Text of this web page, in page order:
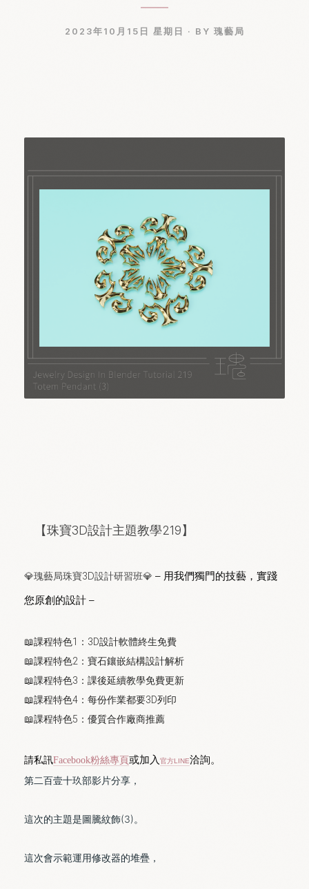
2023年10月15日 星期日 · BY 瑰藝局
【珠寶3D設計主題教學219】
💎瑰藝局珠寶3D設計研習班💎 – 用我們獨門的技藝，實踐
您原創的設計 –
📖課程特色1：3D設計軟體終生免費
📖課程特色2：寶石鑲嵌結構設計解析
📖課程特色3：課後延續教學免費更新
📖課程特色4：每份作業都要3D列印
📖課程特色5：優質合作廠商推薦
請私訊Facebook粉絲專頁或加入 官方LINE洽詢。
第二百壹十玖部影片分享，
這次的主題是圖騰紋飾(3)。
這次會示範運用修改器的堆疊，